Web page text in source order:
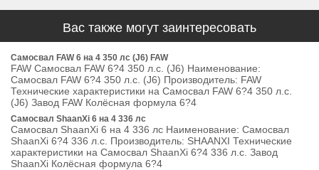
Вас также могут заинтересовать
Самосвал FAW 6 на 4 350 лс (J6) FAW
FAW Самосвал FAW 6?4 350 л.с. (J6) Наименование:
Самосвал FAW 6?4 350 л.с. (J6) Производитель: FAW
Технические характеристики на Самосвал FAW 6?4 350 л.с.
(J6) Завод FAW Колёсная формула 6?4
Самосвал ShaanXi 6 на 4 336 лс
Самосвал ShaanXi 6 на 4 336 лс Наименование: Самосвал
ShaanXi 6?4 336 л.с. Производитель: SHAANXI Технические
характеристики на Самосвал ShaanXi 6?4 336 л.с. Завод
ShaanXi Колёсная формула 6?4